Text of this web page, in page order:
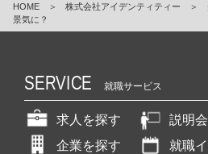
HOME ＞ 株式会社アイデンティティー ＞
景気に？
SERVICE 就職サービス
求人を探す
説明
企業を探す
就職